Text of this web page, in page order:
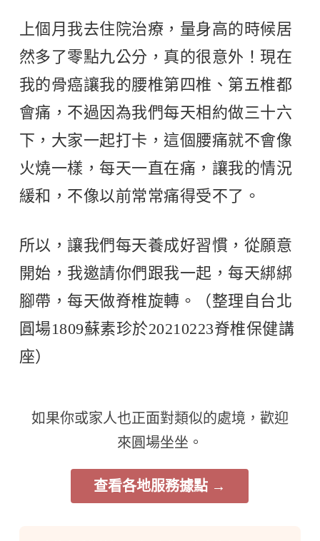
上個月我去住院治療，量身高的時候居
然多了零點九公分，真的很意外！現在
我的骨癌讓我的腰椎第四椎、第五椎都
會痛，不過因為我們每天相約做三十六
下，大家一起打卡，這個腰痛就不會像
火燒一樣，每天一直在痛，讓我的情況
緩和，不像以前常常痛得受不了。
所以，讓我們每天養成好習慣，從願意
開始，我邀請你們跟我一起，每天綁綁
腳帶，每天做脊椎旋轉。（整理自台北
圓場1809蘇素珍於20210223脊椎保健講
座）
如果你或家人也正面對類似的處境，歡迎
來圓場坐坐。
查看各地服務據點 →